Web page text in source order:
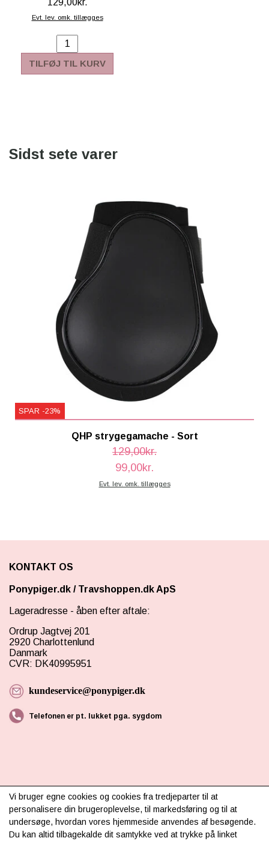
Evt. lev. omk. tillægges
TILFØJ TIL KURV
Sidst sete varer
SPAR -23%
QHP strygegamache - Sort
129,00kr.
99,00kr.
Evt. lev. omk. tillægges
KONTAKT OS
Ponypiger.dk / Travshoppen.dk ApS
Lageradresse - åben efter aftale:
Ordrup Jagtvej 201
2920 Charlottenlund
Danmark
CVR: DK40995951
kundeservice@ponypiger.dk
Telefonen er pt. lukket pga. sygdom
INFORMATION
Om os
Vi bruger egne cookies og cookies fra tredjeparter til at
personalisere din brugeroplevelse, til markedsføring og til at
undersøge, hvordan vores hjemmeside anvendes af besøgende.
Du kan altid tilbagekalde dit samtykke ved at trykke på linket